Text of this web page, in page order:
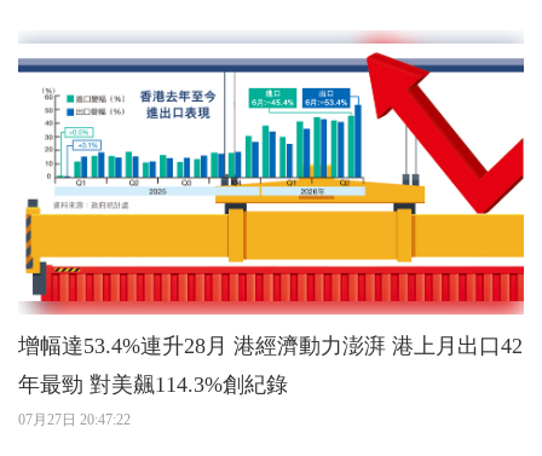
增幅達53.4%連升28月 港經濟動力澎湃 港上月出口42
年最勁 對美飆114.3%創紀錄
07月27日 20:47:22